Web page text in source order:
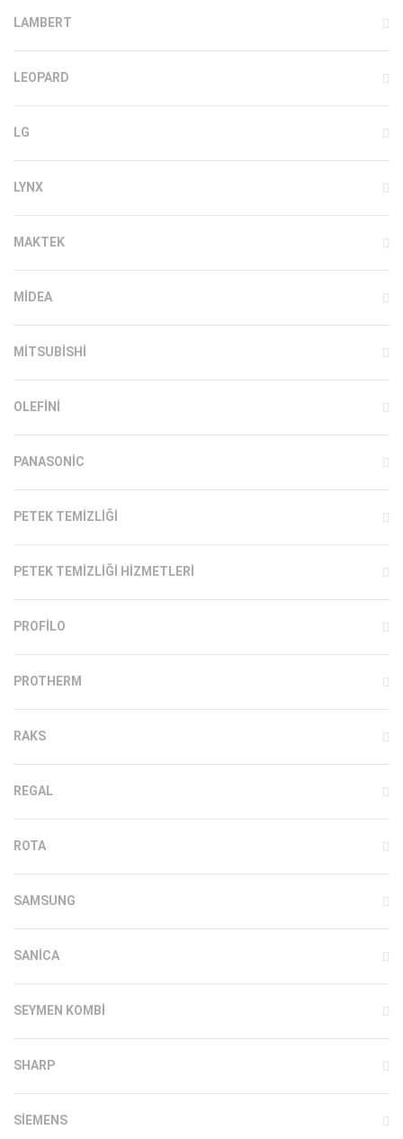
LAMBERT
LEOPARD
LG
LYNX
MAKTEK
MIDEA
MITSUBISHI
OLEFINI
PANASONIC
PETEK TEMIZLIĞI
PETEK TEMIZLIĞI HIZMETLERI
PROFILO
PROTHERM
RAKS
REGAL
ROTA
SAMSUNG
SANICA
SEYMEN KOMBI
SHARP
SIEMENS